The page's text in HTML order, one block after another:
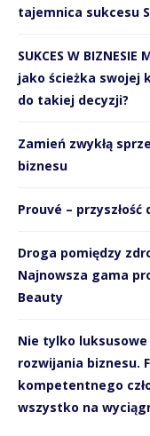
tajemnica sukcesu
SUKCES W
jako ścieżka swojej
do takiej decyzji?
Zamień zwykłą
biznesu
Prouvé –
Droga pomiędzy
Najnowsza gama
Beauty
Nie tylko
rozwijania biznesu.
kompetentnego
wszystko na